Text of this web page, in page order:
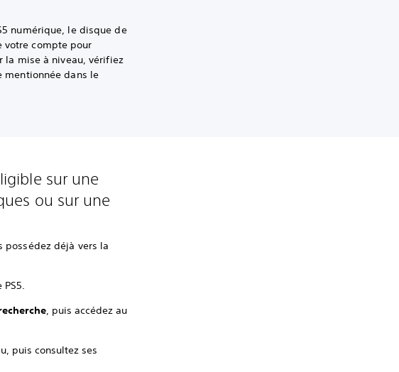
numérique, le disque de
votre compte pour
la mise à niveau, vérifiez
mentionnée dans le
sur une
ou sur une
possédez déjà vers la
, puis accédez au
puis consultez ses